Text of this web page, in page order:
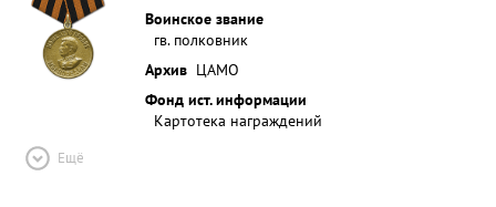
Воинское звание
гв. полковник
Архив ЦАМО
Фонд ист. информации
Картотека награждений
Ещё